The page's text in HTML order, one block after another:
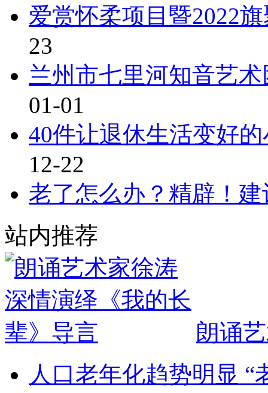
爱赏怀柔项目暨2022
23
兰州市七里河知音艺
01-01
40件让退休生活变好
12-22
老了怎么办？精辟！
站内推荐
朗诵
人口老年化趋势明显 “